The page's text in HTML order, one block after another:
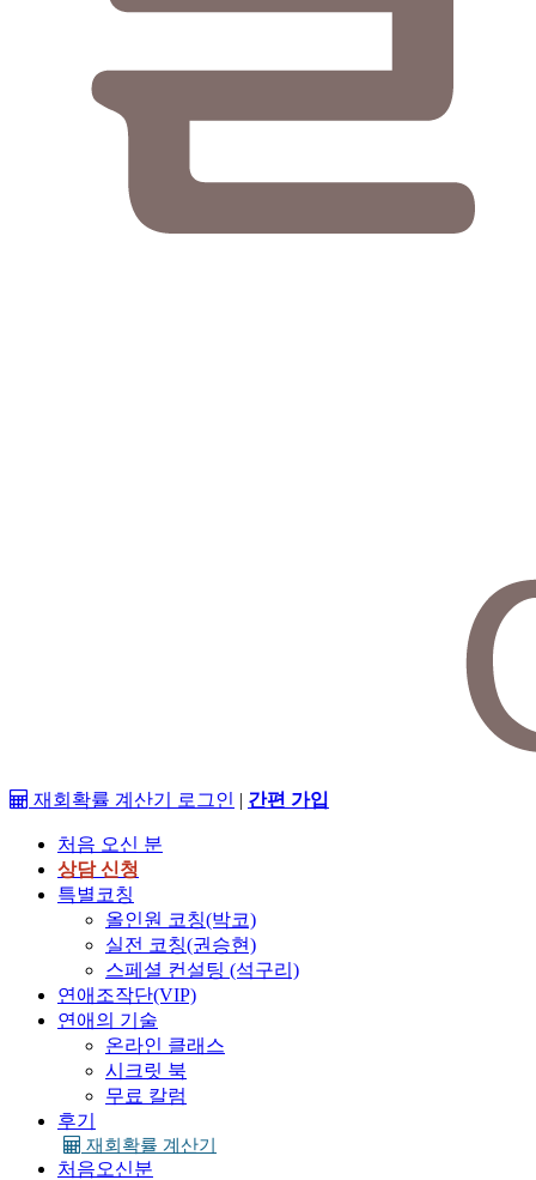
재회확률 계산기 로그인 | 간편 가입
처음 오신 분
상담 신청
특별코칭
올인원 코칭(박코)
실전 코칭(권승현)
스페셜 컨설팅 (석구리)
연애조작단(VIP)
연애의 기술
온라인 클래스
시크릿 북
무료 칼럼
후기
재회확률 계산기
처음오신분